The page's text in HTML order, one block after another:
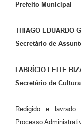
Prefeito Municipal
THIAGO EDUARDO
Secretário de
FABRÍCIO LEITE
Secretário de
Redigido e
Processo